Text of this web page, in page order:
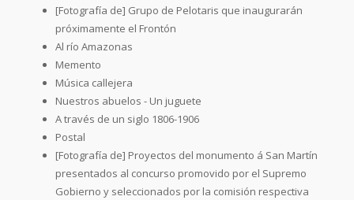
[Fotografía de] Grupo de Pelotaris que inaugurarán
próximamente el Frontón
Al río Amazonas
Memento
Música callejera
Nuestros abuelos - Un juguete
A través de un siglo 1806-1906
Postal
[Fotografía de] Proyectos del monumento á San Martín
presentados al concurso promovido por el Supremo
Gobierno y seleccionados por la comisión respectiva